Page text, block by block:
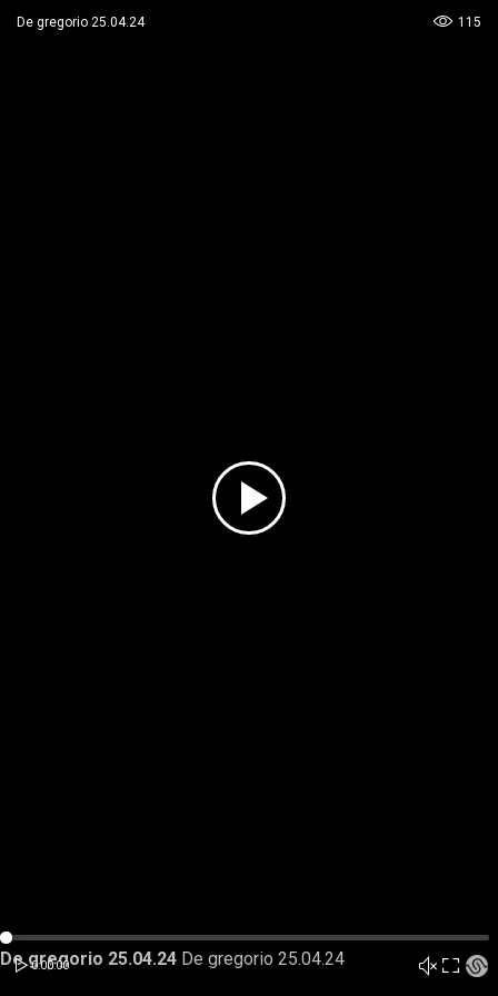
RewnidPlay Forward
Play
Video
Play Unmute
Current
0:00
/
Duration
0:00
Loaded:
0%
De gregorio 25.04.24 De gregorio 25.04.24
De gregorio 25.04.24 115